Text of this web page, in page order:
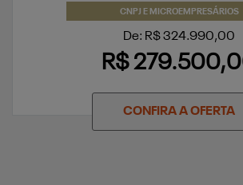
CNPJ E MICROEMPRESÁRIOS
De: R$ 324.990,00
R$
CONFIRA A OFERTA